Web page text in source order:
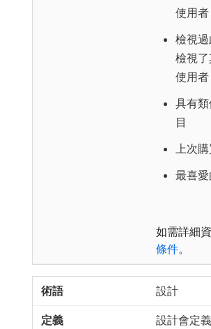
使用者
檢視
檢視
使用者
具有
目
上次
最喜
如需詳細
條件。
設計
設計會定義